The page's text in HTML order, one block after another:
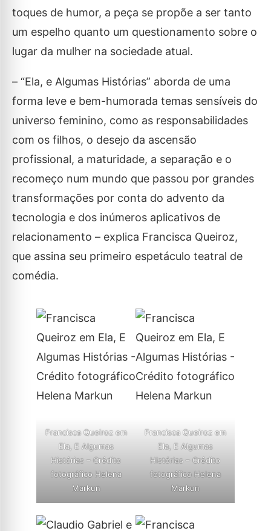
toques de humor, a peça se propõe a ser tanto
um espelho quanto um questionamento sobre o
lugar da mulher na sociedade atual.
– “Ela, e Algumas Histórias” aborda de uma
forma leve e bem-humorada temas sensíveis do
universo feminino, como as responsabilidades
com os filhos, o desejo da ascensão
profissional, a maturidade, a separação e o
recomeço num mundo que passou por grandes
transformações por conta do advento da
tecnologia e dos inúmeros aplicativos de
relacionamento – explica Francisca Queiroz,
que assina seu primeiro espetáculo teatral de
comédia.
Francisca Queiroz em
Ela, E Algumas
Histórias – Crédito
fotográfico Helena
Markun
Francisca Queiroz em
Ela, E Algumas
Histórias – Crédito
fotográfico Helena
Markun